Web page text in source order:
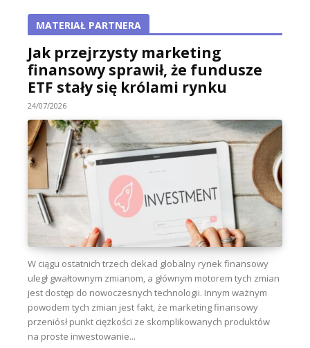
MATERIAŁ PARTNERA
Jak przejrzysty marketing
finansowy sprawił, że fundusze
ETF stały się królami rynku
24/07/2026
W ciągu ostatnich trzech dekad globalny rynek finansowy
uległ gwałtownym zmianom, a głównym motorem tych zmian
jest dostęp do nowoczesnych technologii. Innym ważnym
powodem tych zmian jest fakt, że marketing finansowy
przeniósł punkt ciężkości ze skomplikowanych produktów
na proste inwestowanie...